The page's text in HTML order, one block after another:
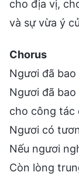
cho địa vị,
và sự vừa ý
Chorus
Ngươi đã
Ngươi đã
cho công tác
Ngươi có
Nếu ngươi
Còn lòng